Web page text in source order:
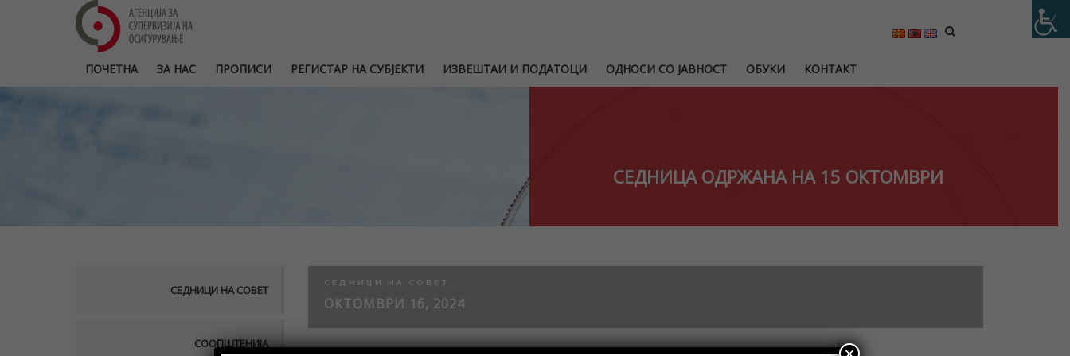
ПОЧЕТНА ЗА НАС ПРОПИСИ РЕГИСТАР НА СУБЈЕКТИ ИЗВЕШТАИ И ПОДАТОЦИ ОДНОСИ СО ЈАВНОСТ ОБУКИ КОНТАКТ
СЕДНИЦА ОДРЖАНА НА 15 ОКТОМВРИ
СЕДНИЦИ НА СОВЕТ
СООПШТЕНИЈА
СЕДНИЦИ НА СОВЕТ
ОКТОМВРИ 16, 2024